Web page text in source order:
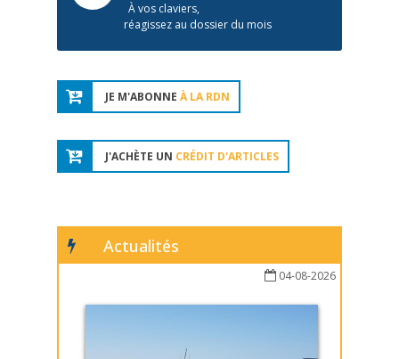
À vos claviers,
réagissez au dossier du mois
JE M'ABONNE À LA RDN
J'ACHÈTE UN CRÉDIT D'ARTICLES
Actualités
04-08-2026